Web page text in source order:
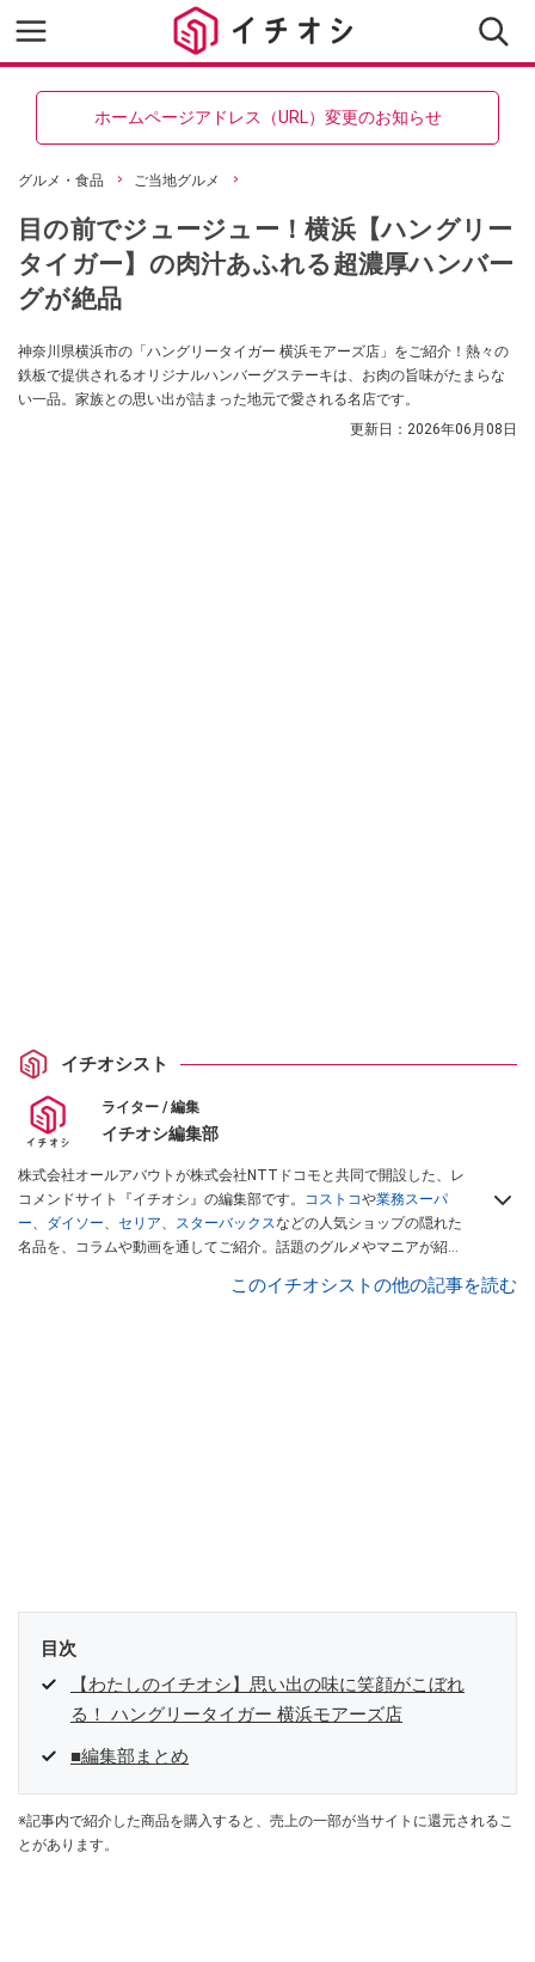
ホームページアドレス（URL）変更のお知らせ
グルメ・食品 ご当地グルメ
目の前でジュージュー！横浜【ハングリー
タイガー】の肉汁あふれる超濃厚ハンバー
グが絶品
神奈川県横浜市の「ハングリータイガー 横浜モアーズ店」をご紹介！熱々の
鉄板で提供されるオリジナルハンバーグステーキは、お肉の旨味がたまらな
い一品。家族との思い出が詰まった地元で愛される名店です。
更新日： 2026年06月08日
イチオシスト
ライター / 編集
イチオシ編集部
株式会社オールアバウトが株式会社NTTドコモと共同で開設した、レ
コメンドサイト『イチオシ』の編集部です。 コストコや業務スーパ
ー、 ダイソー、 セリア、 スターバックスなどの人気ショップの隠れた
名品を、コラムや動画を通してご紹介。話題のグルメやマニアが紹介
インフルエンサーが実際に使用してレビューしています。毎日トレン
このイチオシストの他の記事を読む
目次
【わたしのイチオシ】思い出の味に笑顔がこぼれ
る！ ハングリータイガー 横浜モアーズ店
■編集部まとめ
※記事内で紹介した商品を購入すると、売上の一部が当サイトに還元されるこ
とがあります。